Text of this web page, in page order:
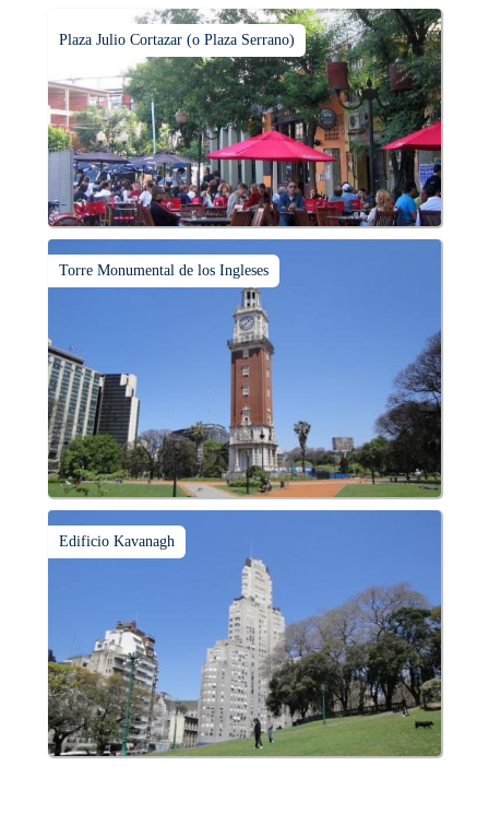
Plaza Julio Cortazar (o Plaza Serrano)
Torre Monumental de los Ingleses
Edificio Kavanagh